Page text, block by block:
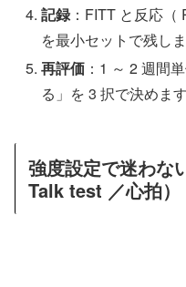
記録：FITT と反応（
を最小セットで残しま
再評価 ：1 ～ 2 週間
る」を 3 択で決めます
強度設定で迷わな
Talk test ／心拍）